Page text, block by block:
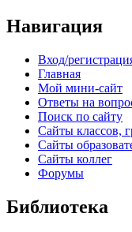
Навигация
Вход/
Главная
Мой мини-сайт
Ответы на
Поиск по сайту
Сайты классов,
Сайты
Сайты коллег
Форумы
Библиотека